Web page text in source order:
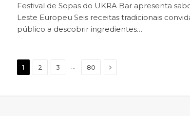
Festival de Sopas do UKRA Bar apresenta
Leste Europeu Seis receitas tradicionais
público a descobrir ingredientes…
1 2 3 … 80 Next